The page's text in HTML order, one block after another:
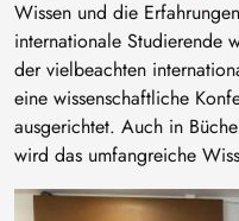
Bild
Wissen und die
internationale Studierende
der vielbeachten
eine wissenschaftliche
ausgerichtet. Auch in
wird das umfangreiche